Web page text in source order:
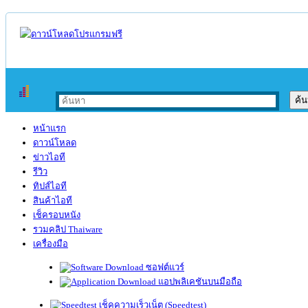
หน้าแรก
ดาวน์โหลด
ข่าวไอที
รีวิว
ทิปส์ไอที
สินค้าไอที
เช็ครอบหนัง
รวมคลิป Thaiware
เครื่องมือ
ซอฟต์แวร์
แอปพลิเคชันบนมือถือ
เช็คความเร็วเน็ต (Speedtest)